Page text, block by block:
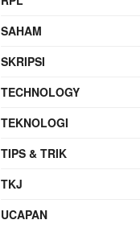
SAHAM
SKRIPSI
TECHNOLOGY
TEKNOLOGI
TIPS & TRIK
TKJ
UCAPAN